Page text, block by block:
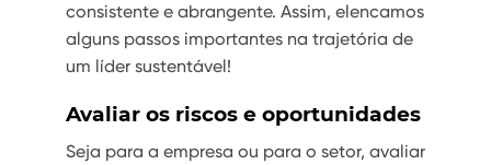
consistente e abrangente. Assim, elencamos
alguns passos importantes na trajetória de
um líder sustentável!
Avaliar os riscos e oportunidades
Seja para a empresa ou para o setor, avaliar